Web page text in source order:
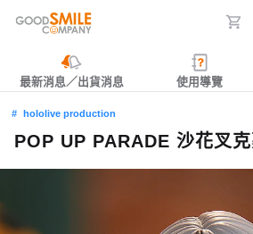
最新消息／出貨消息 使用導覽
hololive production
POP UP PARADE 沙花叉